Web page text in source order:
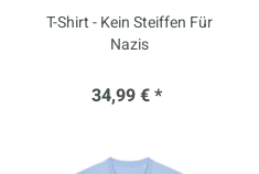
T-Shirt - Kein Steiffen Für
Nazis
34,99 € *